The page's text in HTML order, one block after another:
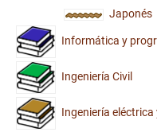
Japonés
Informática y
Ingeniería Civil
Ingeniería eléctrica